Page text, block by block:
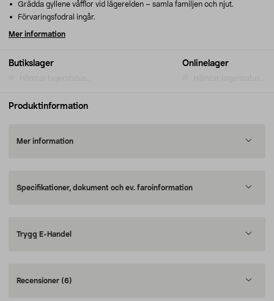
Butikslager Onlinelager
Grädda gyllene våfflor vid lägerelden – samla familjen och njut.
Förvaringsfodral ingår.
Mer information
Produktinformation
Mer information
Specifikationer, dokument och ev. faroinformation
Trygg E-Handel
Recensioner (6)